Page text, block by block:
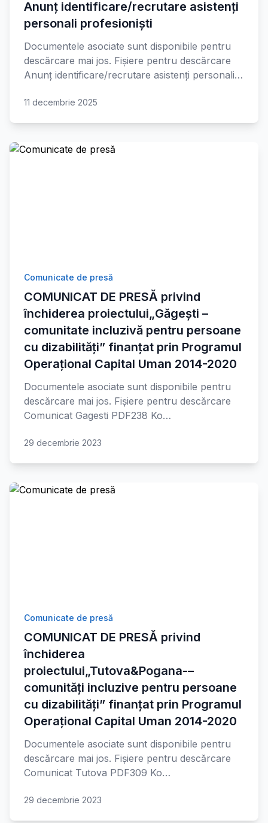
Anunț identificare/recrutare asistenți
personali profesioniști
Documentele asociate sunt disponibile pentru
descărcare mai jos. Fișiere pentru descărcare
Anunț identificare/recrutare asistenți personali…
11 decembrie 2025
Comunicate de presă
COMUNICAT DE PRESĂ privind
închiderea proiectului„Găgești –
comunitate incluzivă pentru persoane
cu dizabilități” finanțat prin Programul
Operațional Capital Uman 2014-2020
Documentele asociate sunt disponibile pentru
descărcare mai jos. Fișiere pentru descărcare
Comunicat Gagesti PDF238 Ko…
29 decembrie 2023
Comunicate de presă
COMUNICAT DE PRESĂ privind
închiderea
proiectului„Tutova&Pogana-–
comunități incluzive pentru persoane
cu dizabilități” finanțat prin Programul
Operațional Capital Uman 2014-2020
Documentele asociate sunt disponibile pentru
descărcare mai jos. Fișiere pentru descărcare
Comunicat Tutova PDF309 Ko…
29 decembrie 2023